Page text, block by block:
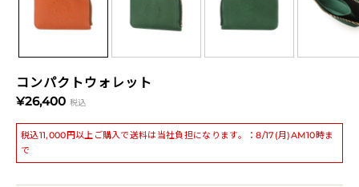
コンパクトウォレット
¥26,400 税込
税込11,000円以上ご購入で送料は当社負担になります。：8/17(月)AM10時ま
で